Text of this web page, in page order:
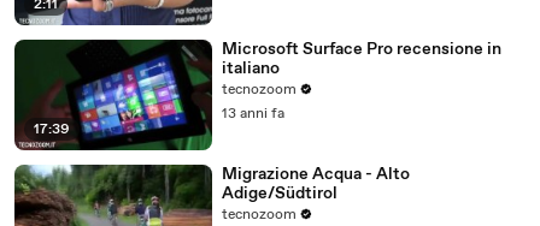
2:11
17:39
Microsoft Surface Pro recensione in
italiano
tecnozoom
13 anni fa
Migrazione Acqua - Alto
Adige/Südtirol
tecnozoom